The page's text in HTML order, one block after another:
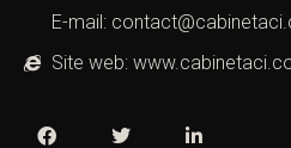
E-mail:
Site web: